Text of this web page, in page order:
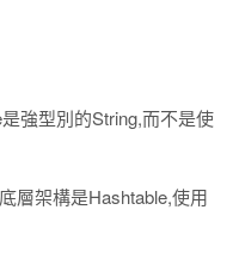
強型別的String,而不是使
層架構是Hashtable,使用